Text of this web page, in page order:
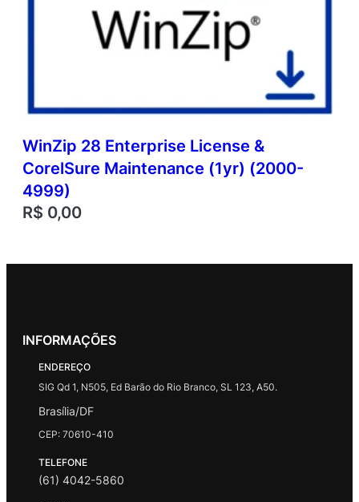
WinZip 28 Enterprise License &
CorelSure Maintenance (1yr) (2000-
4999)
R$ 0,00
INFORMAÇÕES
ENDEREÇO
SIG Qd 1, N505, Ed Barão do Rio Branco, SL 123, A50.
Brasília/DF
CEP: 70610-410
TELEFONE
(61) 4042-5860